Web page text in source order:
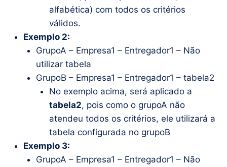
alfabética) com todos os critérios
válidos.
Exemplo 2:
GrupoA – Empresa1 – Entregador1 – Não
utilizar tabela
GrupoB – Empresa1 – Entregador1 – tabela2
No exemplo acima, será aplicado a
tabela2, pois como o grupoA não
atendeu todos os critérios, ele utilizará a
tabela configurada no grupoB
Exemplo 3:
GrupoA – Empresa1 – Entregador1 – Não